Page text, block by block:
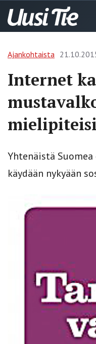
Ajankohtaista
Internet
Yhtenäistä
käydään nykyään